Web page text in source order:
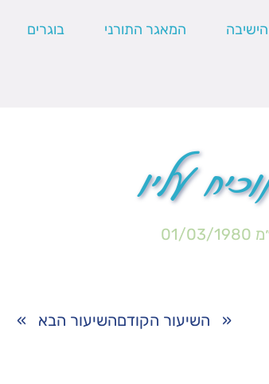
הישיבה המאגר התורני בוגרים
עליו
01/03/1980
« השיעור הקודםהשיעור הבא »